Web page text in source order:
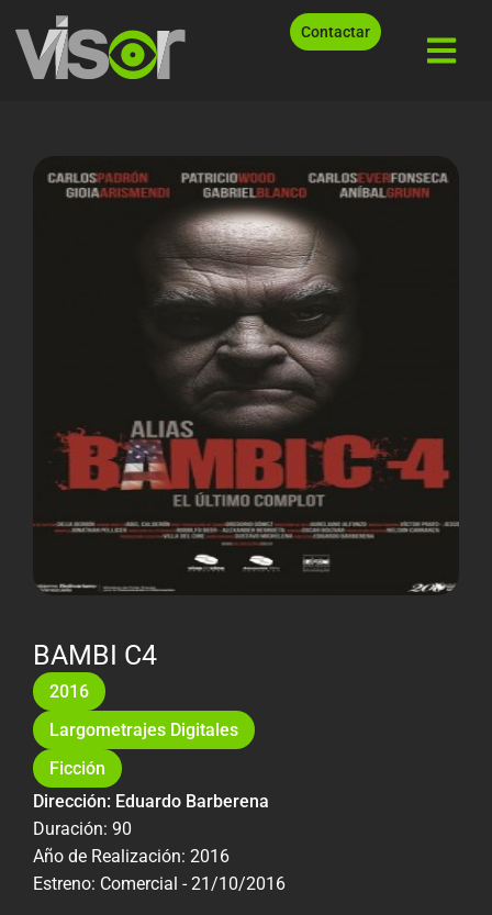
Contactar
BAMBI C4
2016
Largometrajes Digitales
Ficción
Dirección: Eduardo Barberena
Duración: 90
Año de Realización: 2016
Estreno: Comercial - 21/10/2016